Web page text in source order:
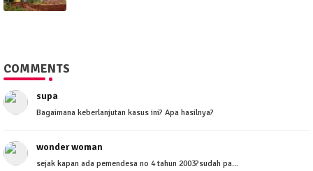
COMMENTS
supa
Bagaimana keberlanjutan kasus ini? Apa hasilnya?
wonder woman
sejak kapan ada pemendesa no 4 tahun 2003?sudah pa...